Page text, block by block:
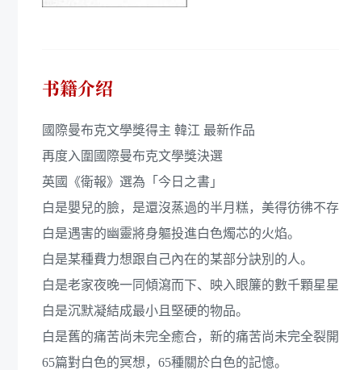
书籍介绍
國際曼布克文學獎得主 韓江 最新作品
再度入圍國際曼布克文學獎決選
英國《衛報》選為「今日之書」
白是嬰兒的臉，是還沒蒸過的半月糕，美得彷彿不存
白是遇害的幽靈將身軀投進白色燭芯的火焰。
白是某種費力想跟自己內在的某部分訣別的人。
白是老家夜晚一同傾瀉而下、映入眼簾的數千顆星星
白是沉默凝結成最小且堅硬的物品。
白是舊的痛苦尚未完全癒合，新的痛苦尚未完全裂
65篇對白色的冥想，65種關於白色的記憶。